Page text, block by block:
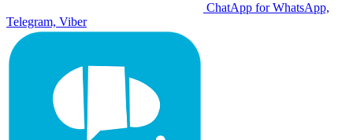
ChatApp for WhatsApp,
Telegram, Viber